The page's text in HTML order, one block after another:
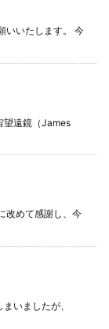
いいたします。 今
望遠鏡（James
改めて感謝し、今
いましたが、